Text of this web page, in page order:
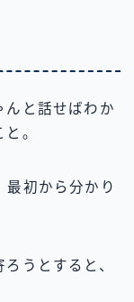
んと話せばわか
。
最初から分かり
うとすると、